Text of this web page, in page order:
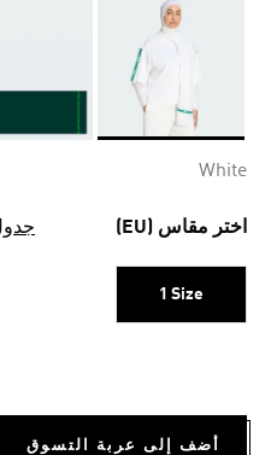
White
اختر مقاس (EU)
1 Size
أضف إلى عربة التسوق